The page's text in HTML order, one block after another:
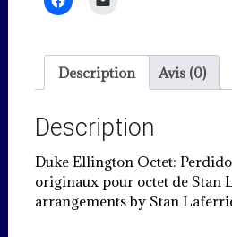
Description Avis (0)
Description
Duke Ellington Octet:
originaux pour octet de Stan
arrangements by Stan